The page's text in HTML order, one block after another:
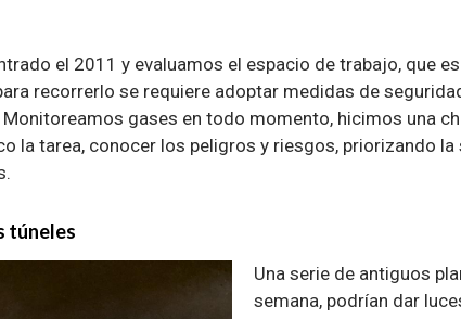
el 2011 y evaluamos el espacio de trabajo, que
recorrerlo se requiere adoptar medidas de
gases en todo momento, hicimos una
la tarea, conocer los peligros y riesgos, priorizando la
túneles
Una serie de antiguos
semana, podrían dar